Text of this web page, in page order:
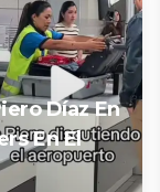
Díaz En
En El